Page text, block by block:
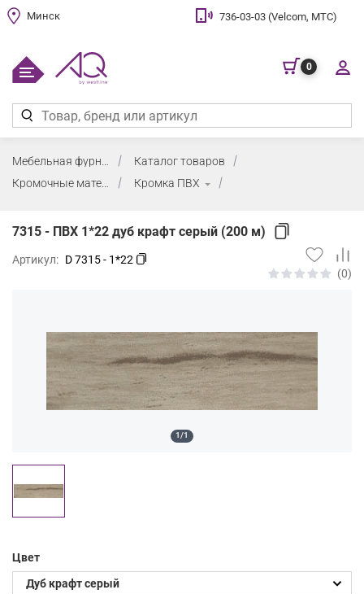
Минск 736-03-03 (Velcom, МТС)
0
Каталог товаров
Кромочные материалы и клей
Кромка ПВХ
7315 - ПВХ 1*22 дуб крафт серый (200 м)
Артикул: D 7315 - 1*22
(0)
1/1
Цвет